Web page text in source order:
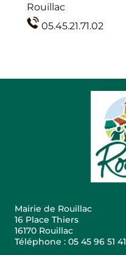
Rouillac
05.45.21.71.02
Mairie de Rouillac
16 Place Thiers
16170 Rouillac
Téléphone : 05 45 96 51 41